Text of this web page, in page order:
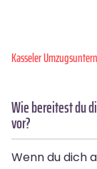
Kasseler
Wie bereitest du
vor?
Wenn du dich